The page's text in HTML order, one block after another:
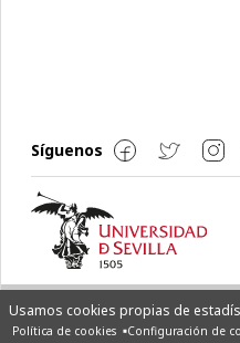
Usamos cookies propias de
Política de cookies Configuración de
Síguenos
© Copyright 2022 ETSi - Todos los
Diseñado porINNN| Maquetado